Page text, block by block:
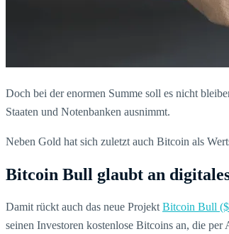
Doch bei der enormen Summe soll es nicht
Staaten und Notenbanken ausnimmt.
Neben Gold hat sich zuletzt auch Bitcoin als
Bitcoin Bull glaubt an
Damit rückt auch das neue Projekt Bitcoin Bull
seinen Investoren kostenlose Bitcoins an, die